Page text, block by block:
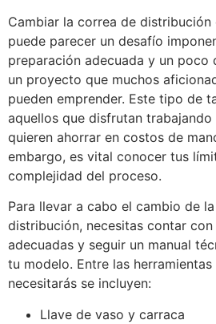
Cambiar la correa de distribución
puede parecer un desafío
preparación adecuada y un poco
un proyecto que muchos
pueden emprender. Este tipo de
aquellos que disfrutan
quieren ahorrar en costos de
embargo, es vital conocer tus
complejidad del proceso.
Para llevar a cabo el cambio de
distribución, necesitas contar con
adecuadas y seguir un manual
tu modelo. Entre las
necesitarás se incluyen:
Llave de vaso y carraca